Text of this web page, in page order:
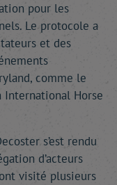
pour les
Le protocole a
et des
comme le
International Horse
s’est rendu
d’acteurs
visité plusieurs